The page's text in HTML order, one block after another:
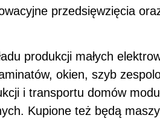
przedsięwzięcia
produkcji małych
okien, szyb
i transportu domów
Kupione też będą